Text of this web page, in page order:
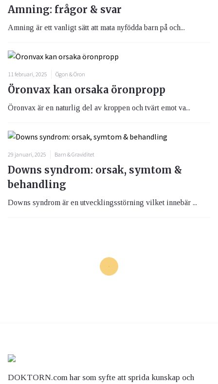
Amning: frågor & svar
Amning är ett vanligt sätt att mata nyfödda barn på och...
11 februari, 2025 Ögon & Öron
Öronvax kan orsaka öronpropp
Öronvax är en naturlig del av kroppen och tvärt emot va...
29 januari, 2025 Barn & Graviditet
Downs syndrom: orsak, symtom &
behandling
Downs syndrom är en utvecklingsstörning vilket innebär ...
DOKTORN.com har som syfte att sprida kunskap och